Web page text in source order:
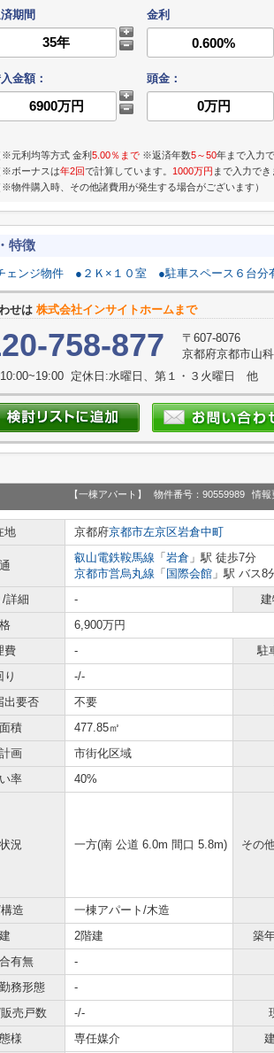
期間 金利
金額：
頭金：
※元利均等方式 金利5.00％まで ※返済年数5～50年まで入力で
※ボーナスは年2回で計算しています。 1000万円 まで入力でき
※物件購入時、その他諸費用が発生する場合がございます）
特徴
ェンジ物件 ●２Ｋ×１０室 ●駐車スペース６台分
せは 株式会社インサイトホームまで
758-877
〒607-8076
京都府京都市山
10:00~19:00 定休日:水曜日、第１・３火曜日 他
【一棟アパート】 物件番号：90559989 情報
地 京都府京都市左京区岩倉中町
叡山電鉄鞍馬線 「 岩倉 」駅 徒歩7分
京都市営烏丸線 「 国際会館 」駅 バス8
/詳細
-
6,900万円
費
- 駐
り
-/-
出要否
不要
積
477.85㎡
画
市街化区域
率
40%
況 一方(南 公道 6.0m 間口 5.8m) その
造
一棟アパート/木造
2階建 築
有無
-
務形態
-
売戸数
-/-
様
専任媒介